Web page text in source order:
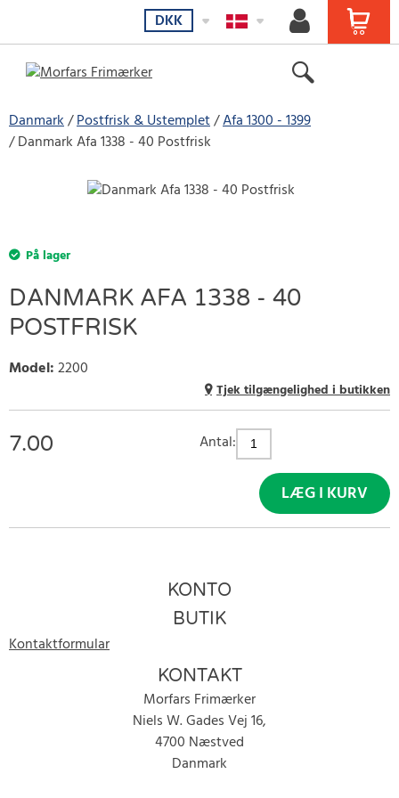
DKK
Danmark Postfrisk & Ustemplet Afa 1300 - 1399
Danmark Afa 1338 - 40 Postfrisk
På lager
DANMARK AFA 1338 - 40
POSTFRISK
Model:2200
Tjek tilgængelighed i butikken
7.00 Antal:
LÆG I KURV
KONTO
BUTIK
Kontaktformular
KONTAKT
Morfars Frimærker
Niels W. Gades Vej 16,
4700 Næstved
Danmark